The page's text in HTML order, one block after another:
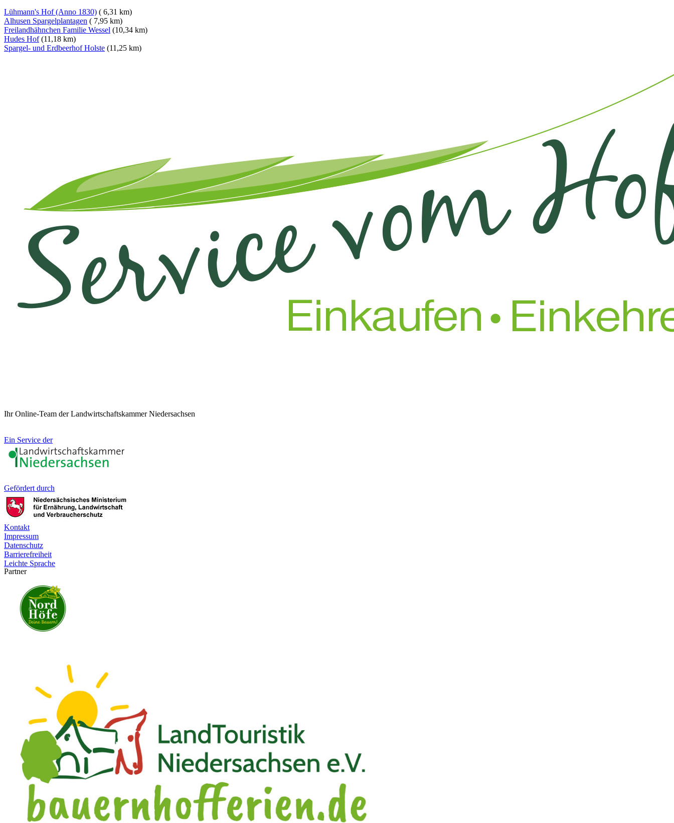
Lühmann's Hof (Anno 1830) ( 6,31 km)
Alhusen Spargelplantagen ( 7,95 km)
Freilandhähnchen Familie Wessel (10,34 km)
Hudes Hof(11,18 km)
Spargel- und Erdbeerhof Holste (11,25 km)
Ihr Online-Team der Landwirtschaftskammer Niedersachsen
Ein Service der
Gefördert durch
Kontakt
Impressum
Datenschutz
Barrierefreiheit
Leichte Sprache
Partner